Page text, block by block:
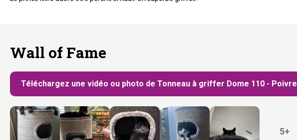
Wall of Fame
Téléchargez une vidéo ou photo de Tonneau à griffer Dome 110 - Poivre
5+